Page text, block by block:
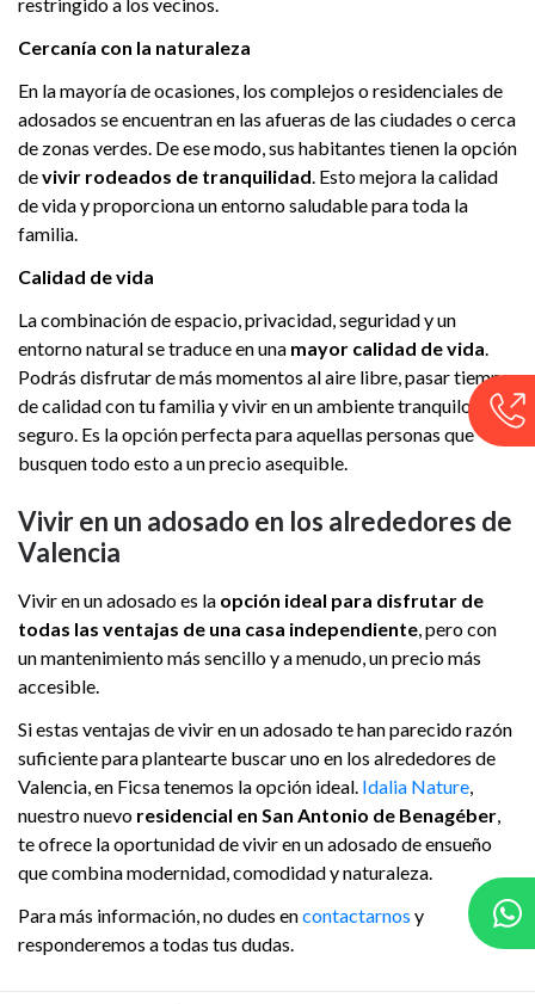
Cercanía con la naturaleza
En la mayoría de ocasiones, los complejos o residenciales de
adosados se encuentran en las afueras de las ciudades o cerca
de zonas verdes. De ese modo, sus habitantes tienen la opción
devivir rodeados de tranquilidad. Esto mejora la calidad
de vida y proporciona un entorno saludable para toda la
familia.
Calidad de vida
La combinación de espacio, privacidad, seguridad y un
entorno natural se traduce en una mayor calidad de vida.
Podrás disfrutar de más momentos al aire libre, pasar tiempo
de calidad con tu familia y vivir en un ambiente tranquilo y
seguro. Es la opción perfecta para aquellas personas que
busquen todo esto a un precio asequible.
Vivir en un adosado en los alrededores de
Valencia
Vivir en un adosado es la opción ideal para disfrutar de
todas las ventajas de una casa independiente, pero con
un mantenimiento más sencillo y a menudo, un precio más
accesible.
Si estas ventajas de vivir en un adosado te han parecido razón
suficiente para plantearte buscar uno en los alrededores de
Valencia, en Ficsa tenemos la opción ideal. Idalia Nature,
nuestro nuevo residencial en San Antonio de Benagéber,
te ofrece la oportunidad de vivir en un adosado de ensueño
que combina modernidad, comodidad y naturaleza.
Para más información, no dudes encontactarnos y
responderemos a todas tus dudas.